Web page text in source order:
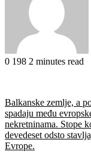
0 198 2 minutes read
Balkanske zemlje, a
spadaju među
nekretninama. Stope
devedeset odsto
Evrope.